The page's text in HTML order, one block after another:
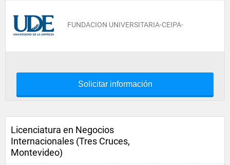
FUNDACION UNIVERSITARIA-CEIPA-
Solicitar información
Licenciatura en Negocios
Internacionales (Tres Cruces,
Montevideo)